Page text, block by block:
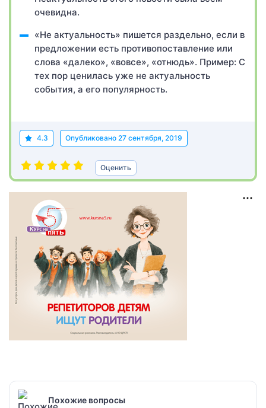
очевидна.
«Не актуальность» пишется раздельно, если в
предложении есть противопоставление или
слова «далеко», «вовсе», «отнюдь». Пример: С
тех пор ценилась уже не актуальность
события, а его популярность.
4.3 Опубликовано 27 сентября, 2019
Оценить
Похожие вопросы